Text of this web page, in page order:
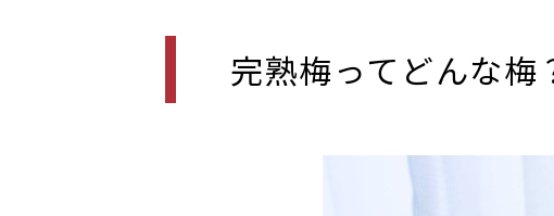
完熟梅ってどんな